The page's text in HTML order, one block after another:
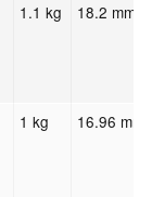
1.1 kg 18.2 mm
1 kg 16.96 mm